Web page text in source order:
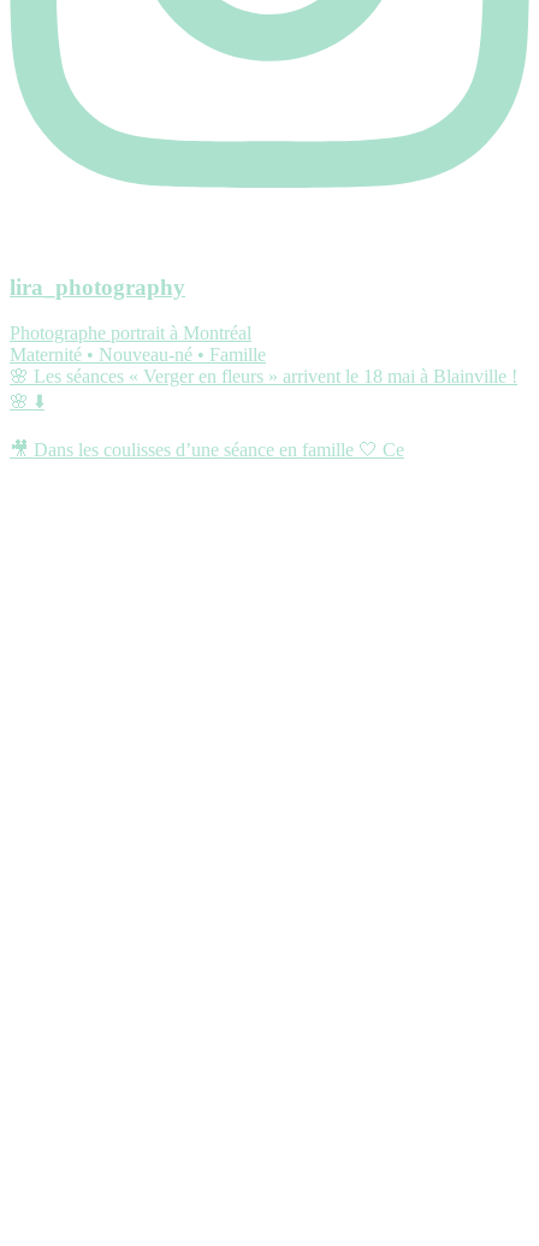
lira_photography
Photographe portrait à Montréal
Maternité • Nouveau-né • Famille
🌸 Les séances « Verger en fleurs » arrivent le 18 mai à Blainville !
🌸 ⬇️
🎥 Dans les coulisses d’une séance en famille 🤍 Ce